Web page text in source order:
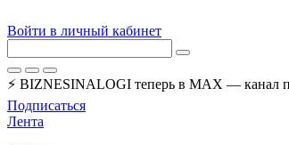
Войти в личный кабинет
⚡ BIZNESINALOGI теперь в MAX — канал
Подписаться
Лента